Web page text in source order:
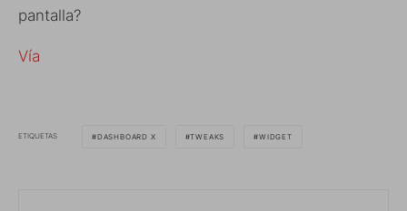
pantalla?
Vía
ETIQUETAS DASHBOARD X TWEAKS WIDGET